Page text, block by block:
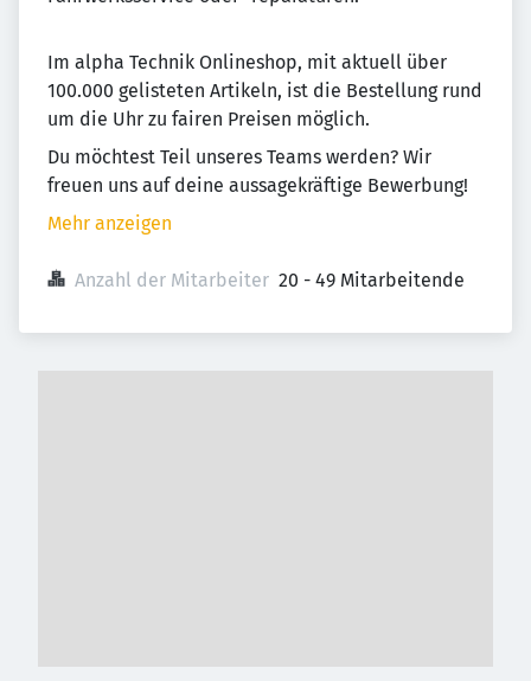
Im alpha Technik Onlineshop, mit aktuell über
100.000 gelisteten Artikeln, ist die Bestellung rund
um die Uhr zu fairen Preisen möglich.
Du möchtest Teil unseres Teams werden? Wir
freuen uns auf deine aussagekräftige Bewerbung!
Mehr anzeigen
Anzahl der Mitarbeiter 20 - 49 Mitarbeitende